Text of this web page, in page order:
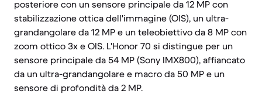
posteriore con un sensore principale da 12 MP con
stabilizzazione ottica dell'immagine (OIS), un ultra-
grandangolare da 12 MP e un teleobiettivo da 8 MP con
zoom ottico 3x e OIS. L'Honor 70 si distingue per un
sensore principale da 54 MP (Sony IMX800), affiancato
da un ultra-grandangolare e macro da 50 MP e un
sensore di profondità da 2 MP.